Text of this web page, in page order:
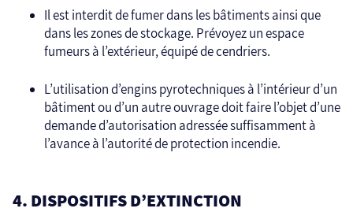
Il est interdit de fumer dans les bâtiments ainsi que
dans les zones de stockage. Prévoyez un espace
fumeurs à l’extérieur, équipé de cendriers.
L’utilisation d’engins pyrotechniques à l’intérieur d’un
bâtiment ou d’un autre ouvrage doit faire l’objet d’une
demande d’autorisation adressée suffisamment à
l’avance à l’autorité de protection incendie.
4. DISPOSITIFS D’EXTINCTION